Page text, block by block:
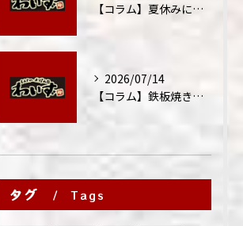
【コラム】夏休みに家族外食が増える理由
2026/07/14
【コラム】鉄板焼きが"コミュニケーション飯"と呼ばれる理由
タグ Tags